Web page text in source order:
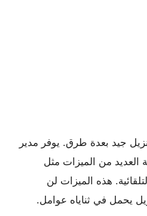
جيد بعدة طرق. يوفر مدير
العديد من الميزات مثل
هذه الميزات لن
يحمل في ثناياه عوامل.